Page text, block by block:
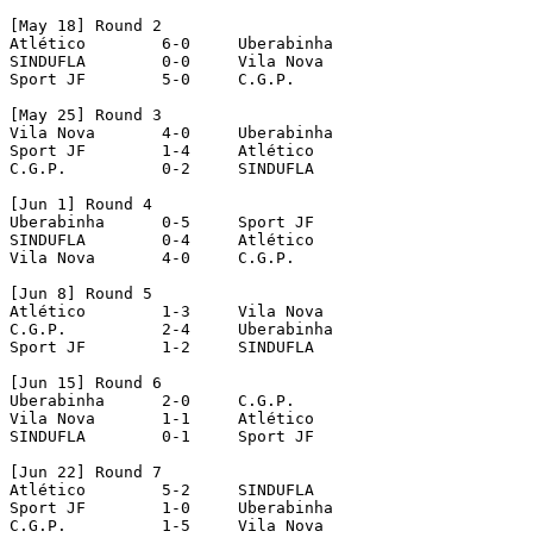
[May 18] Round 2
Atlético   	6-0	Uberabinha
SINDUFLA   	0-0	Vila Nova
Sport JF   	5-0	C.G.P.
[May 25] Round 3
Vila Nova   	4-0	Uberabinha
Sport JF   	1-4	Atlético
C.G.P.   	0-2	SINDUFLA
[Jun 1] Round 4
Uberabinha   	0-5	Sport JF
SINDUFLA   	0-4	Atlético
Vila Nova   	4-0	C.G.P.
[Jun 8] Round 5
Atlético   	1-3	Vila Nova
C.G.P.   	2-4	Uberabinha
Sport JF   	1-2	SINDUFLA
[Jun 15] Round 6
Uberabinha   	2-0	C.G.P.
Vila Nova   	1-1	Atlético
SINDUFLA   	0-1	Sport JF
[Jun 22] Round 7
Atlético   	5-2	SINDUFLA
Sport JF   	1-0	Uberabinha
C.G.P.   	1-5	Vila Nova